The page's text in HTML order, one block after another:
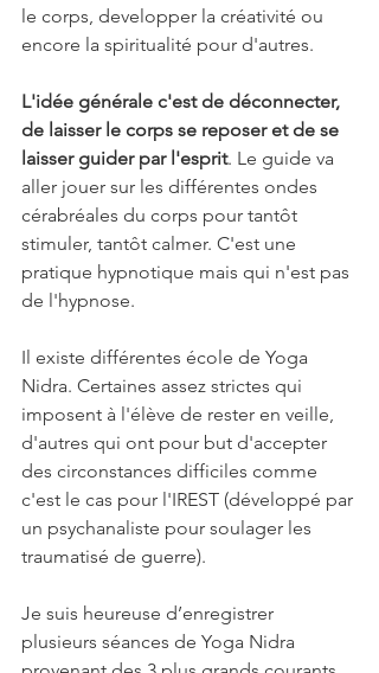
le corps, developper la créativité ou
encore la spiritualité pour d'autres.
L'idée générale c'est de déconnecter,
de laisser le corps se reposer et de se
laisser guider par l'esprit. Le guide va
aller jouer sur les différentes ondes
cérabréales du corps pour tantôt
stimuler, tantôt calmer. C'est une
pratique hypnotique mais qui n'est pas
de l'hypnose.
Il existe différentes école de Yoga
Nidra. Certaines assez strictes qui
imposent à l'élève de rester en veille,
d'autres qui ont pour but d'accepter
des circonstances difficiles comme
c'est le cas pour l'IREST (développé par
un psychanaliste pour soulager les
traumatisé de guerre).
Je suis heureuse d’enregistrer
plusieurs séances de Yoga Nidra